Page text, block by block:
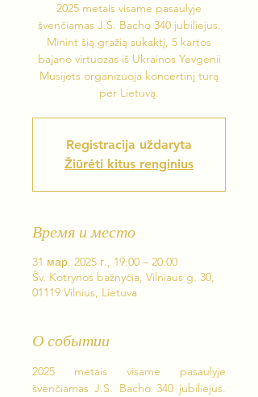
2025 metais visame pasaulyje
švenčiamas J.S. Bacho 340 jubiliejus.
Minint šią gražią sukaktį, 5 kartos
bajano virtuozas iš Ukrainos Yevgenii
Musijets organizuoja koncertinį turą
per Lietuvą.
Registracija uždaryta
Žiūrėti kitus renginius
Время и место
31 мар. 2025 г., 19:00 – 20:00
Šv. Kotrynos bažnyčia, Vilniaus g. 30,
01119 Vilnius, Lietuva
О событии
2025 metais visame pasaulyje
švenčiamas J.S. Bacho 340 jubiliejus.